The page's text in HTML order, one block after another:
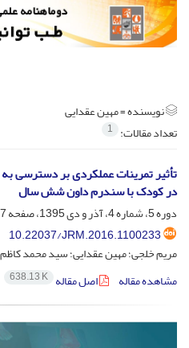
نویسنده =مهین عقدایی
تعداد مقالات: 1
تأثیر تمرینات عملکردی بر دسترسی به
در کودک با سندرم داون شش سال
دوره 5، شماره 4، آذر و دی 1395، صفحه
10.22037/JRM.2016.1100233
مریم خلجی؛ مهین عقدایی؛ سید محمد
مشاهده مقاله
اصل مقاله 638.13 K